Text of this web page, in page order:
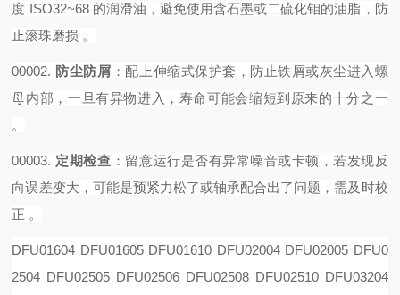
度 ISO32~68 的润滑油，避免使用含石墨或二硫化钼的油脂，防
止滚珠磨损 。
00002. 防尘防屑 ‌：配上伸缩式保护套，防止铁屑或灰尘进入螺
母内部，一旦有异物进入，寿命可能会缩短到原来的十分之一
。
00003. 定期检查 ‌：留意运行是否有异常噪音或卡顿，若发现反
向误差变大，可能是预紧力松了或轴承配合出了问题，需及时校
正 。
DFU01604 DFU01605 DFU01610 DFU02004 DFU02005 DFU0
2504 DFU02505 DFU02506 DFU02508DFU02510 DFU03204